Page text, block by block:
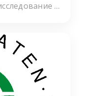
и
странах на 5
и
неизменное
и